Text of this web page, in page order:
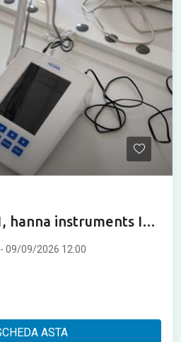
hanna instruments ITS
- 09/09/2026 12:00
ASTA